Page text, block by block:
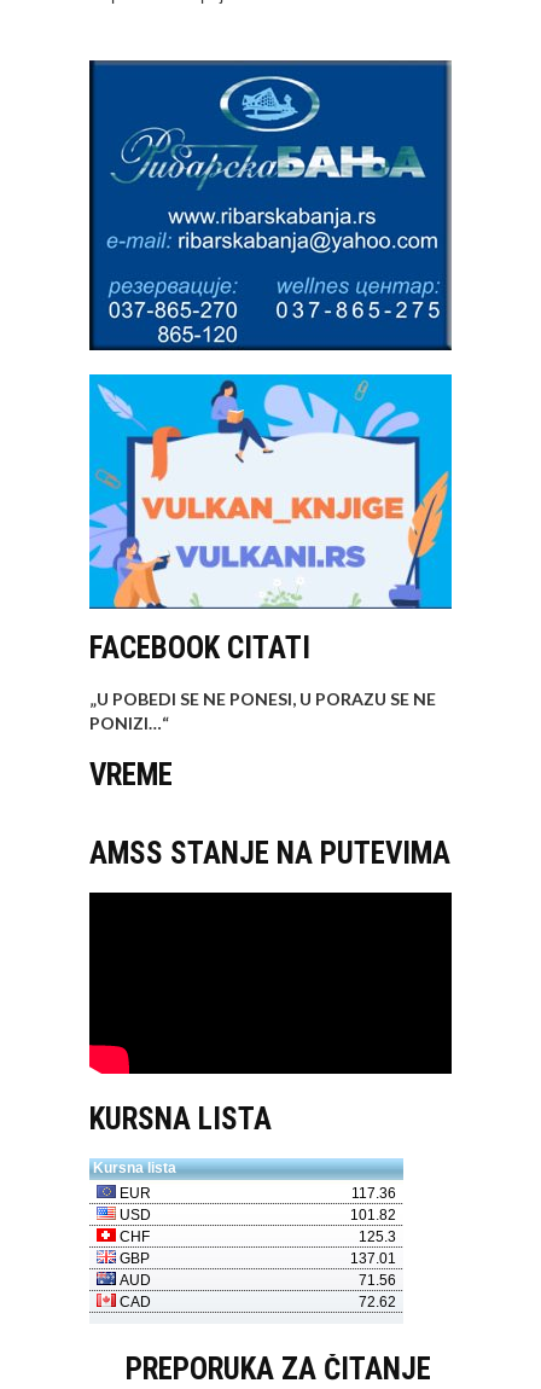
FACEBOOK CITATI
„U POBEDI SE NE PONESI, U PORAZU SE NE
PONIZI…“
VREME
AMSS STANJE NA PUTEVIMA
KURSNA LISTA
PREPORUKA ZA ČITANJE